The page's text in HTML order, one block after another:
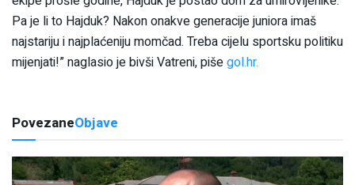
Pa je li to Hajduk? Nakon onakve generacije juniora imaš
najstariju i najplaćeniju momčad. Treba cijelu sportsku politiku
mijenjati!” naglasio je bivši Vatreni, pišegol.hr.
PovezaneObjave